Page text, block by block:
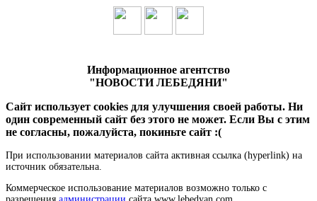
Информационное агентство
"НОВОСТИ ЛЕБЕДЯНИ"
Сайт использует cookies для улучшения своей работы. Ни
один современный сайт без этого не может. Если Вы с этим
не согласны, пожалуйста, покиньте сайт :(
При использовании материалов сайта активная ссылка (hyperlink) на
источник обязательна.
Коммерческое использование материалов возможно только с